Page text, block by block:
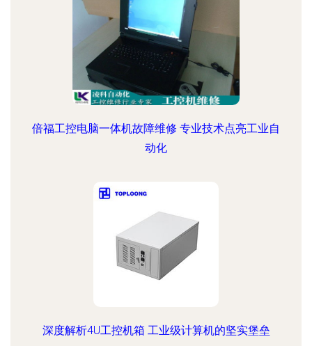
倍福工控电脑一体机故障维修 专业技术点亮工业自
动化
深度解析4U工控机箱 工业级计算机的坚实堡垒